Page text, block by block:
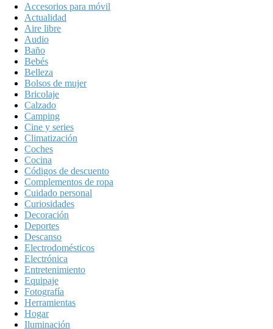
Accesorios para móvil
Actualidad
Aire libre
Audio
Baño
Bebés
Belleza
Bolsos de mujer
Bricolaje
Calzado
Camping
Cine y series
Climatización
Coches
Cocina
Códigos de descuento
Complementos de ropa
Cuidado personal
Curiosidades
Decoración
Deportes
Descanso
Electrodomésticos
Electrónica
Entretenimiento
Equipaje
Fotografía
Herramientas
Hogar
Iluminación